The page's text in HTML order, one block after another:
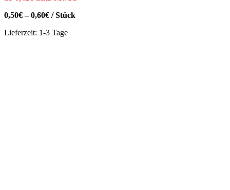
0,50€–0,60€ /Stück
Lieferzeit: 1-3 Tage